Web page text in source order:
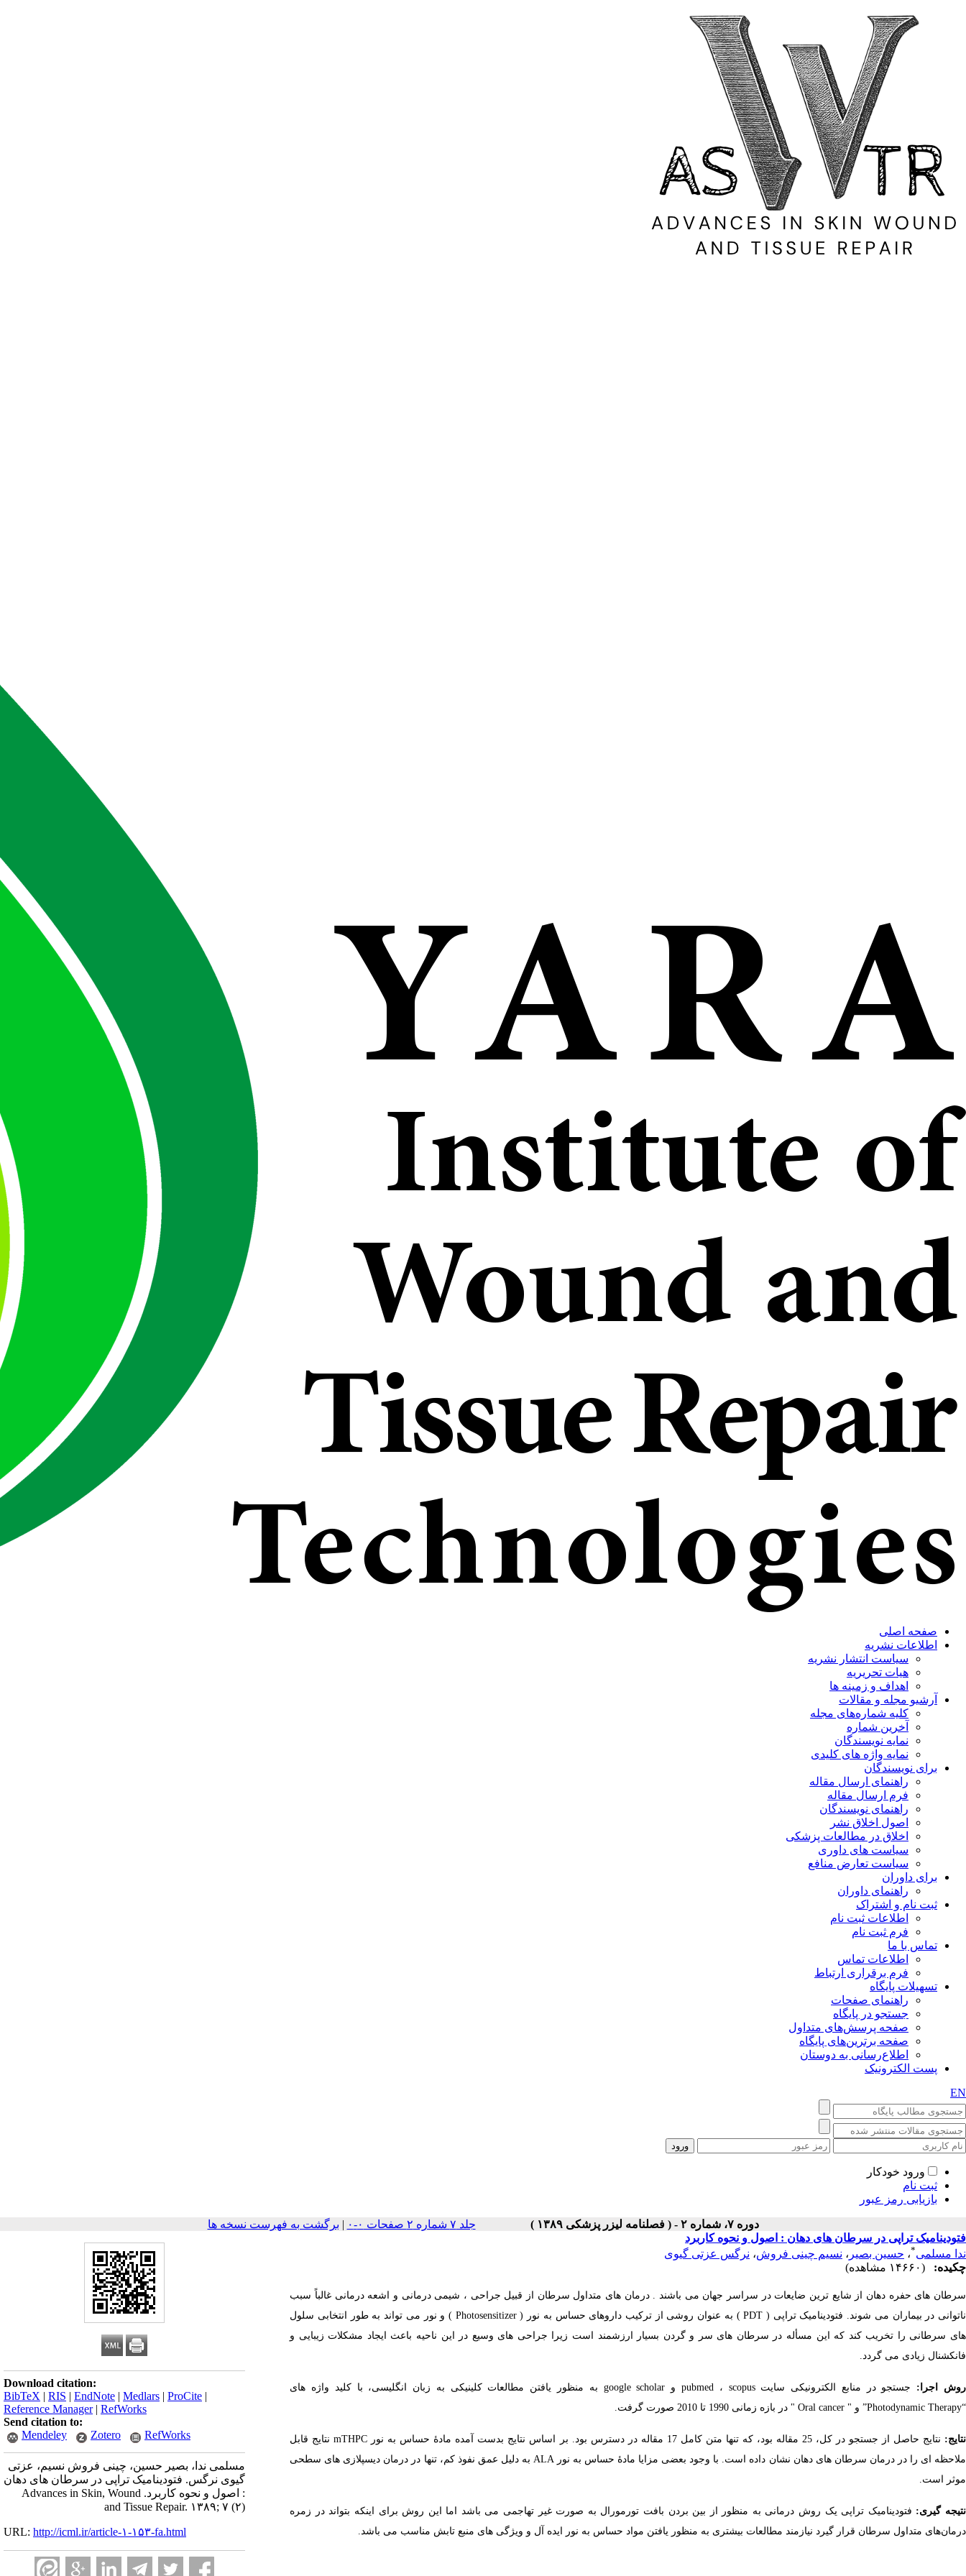
صفحه اصلی
اطلاعات نشریه
سیاست انتشار نشریه
هیات تحریریه
اهداف و زمینه ها
آرشیو مجله و مقالات
کلیه شماره‌های مجله
آخرین شماره
نمایه نویسندگان
نمایه واژه های کلیدی
برای نویسندگان
راهنمای ارسال مقاله
فرم ارسال مقاله
راهنمای نویسندگان
اصول اخلاق نشر
اخلاق در مطالعات پزشکی
سیاست های داوری
سیاست تعارض منافع
برای داوران
راهنمای داوران
ثبت نام و اشتراک
اطلاعات ثبت نام
فرم ثبت نام
تماس با ما
اطلاعات تماس
فرم برقراری ارتباط
تسهیلات پایگاه
راهنمای صفحات
جستجو در پایگاه
صفحه پرسش‌های متداول
صفحه برترین‌های پایگاه
اطلاع‌رسانی به دوستان
پست الکترونیک
EN
ورود خودکار
ثبت نام
بازیابی رمز عبور
دوره ۷، شماره ۲ - ( فصلنامه لیزر پزشکی ۱۳۸۹ ) جلد ۷ شماره ۲ صفحات ۰-۰ | برگشت به فهرست نسخه ها
Download citation:
BibTeX | RIS | EndNote | Medlars | ProCite |
Reference Manager| RefWorks
Send citation to:
Mendeley
Zotero RefWorks
مسلمی ندا، بصیر حسین، چینی فروش نسیم، عزتی
گیوی نرگس. فتودینامیک تراپی در سرطان های دهان
: اصول و نحوه کاربرد. Advances in Skin, Wound
and Tissue Repair. ۱۳۸۹; ۷ (۲)
URL: http://icml.ir/article-۱-۱۵۳-fa.html
فتودینامیک تراپی در سرطان های دهان : اصول و نحوه کاربرد
ندا مسلمی*، حسین بصیر ، نسیم چینی فروش، نرگس عزتی گیوی
چکیده:
(۱۴۶۶۰ مشاهده)
سرطان های حفره دهان از شایع ترین ضایعات در سراسر جهان می باشند . درمان های متداول سرطان از قبیل جراحی ، شیمی درمانی و اشعه درمانی غالباً سبب
ناتوانی در بیماران می شوند. فتودینامیک تراپی ( PDT ) به عنوان روشی از ترکیب داروهای حساس به نور ( Photosensitizer ) و نور می تواند به طور انتخابی سلول
های سرطانی را تخریب کند که این مسأله در سرطان های سر و گردن بسیار ارزشمند است زیرا جراحی های وسیع در این ناحیه باعث ایجاد مشکلات زیبایی و
فانکشنال زیادی می گردد.
روش اجرا:
جستجو در منابع الکترونیکی سایت pubmed ، scopus و google scholar به منظور یافتن مطالعات کلینیکی به زبان انگلیسی، با کلید واژه های
“Photodynamic Therapy” و " Oral cancer " در بازه زمانی 1990 تا 2010 صورت گرفت.
نتایج:
نتایج حاصل از جستجو در کل، 25 مقاله بود، که تنها متن کامل 17 مقاله در دسترس بود. بر اساس نتایج بدست آمده مادۀ حساس به نور mTHPC نتایج قابل
ملاحظه ای را در درمان سرطان های دهان نشان داده است. با وجود بعضی مزایا مادۀ حساس به نور ALA به دلیل عمق نفوذ کم، تنها در درمان دیسپلازی های سطحی
موثر است.
نتیجه گیری: فتودینامیک تراپی یک روش درمانی به منظور از بین بردن بافت تورمورال به صورت غیر تهاجمی می باشد اما این روش برای اینکه بتواند در زمره
درمان‌های متداول سرطان قرار گیرد نیازمند مطالعات بیشتری به منظور یافتن مواد حساس به نور ایده آل و ویژگی های منبع تابش مناسب می باشد.